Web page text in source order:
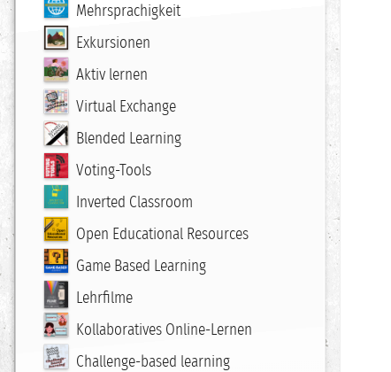
Mehrsprachigkeit
Exkursionen
Aktiv lernen
Virtual Exchange
Blended Learning
Voting-Tools
Inverted Classroom
Open Educational Resources
Game Based Learning
Lehrfilme
Kollaboratives Online-Lernen
Challenge-based learning